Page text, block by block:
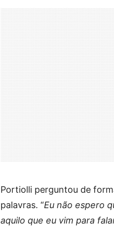
Portiolli perguntou de
palavras. “Eu não espero
aquilo que eu vim para